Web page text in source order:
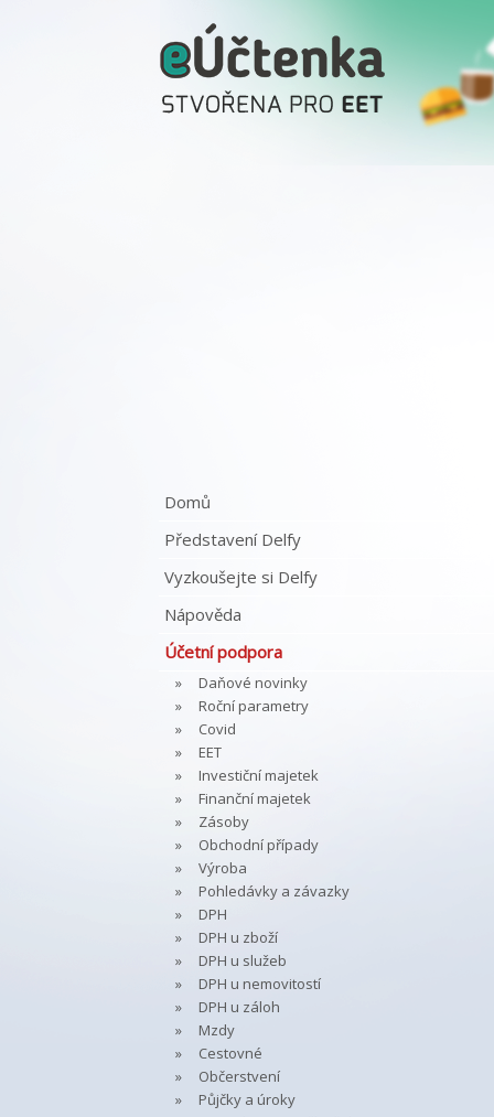
Domů
Představení Delfy
Vyzkoušejte si Delfy
Nápověda
Účetní podpora
Daňové novinky
Roční parametry
Covid
EET
Investiční majetek
Finanční majetek
Zásoby
Obchodní případy
Výroba
Pohledávky a závazky
DPH
DPH u zboží
DPH u služeb
DPH u nemovitostí
DPH u záloh
Mzdy
Cestovné
Občerstvení
Půjčky a úroky